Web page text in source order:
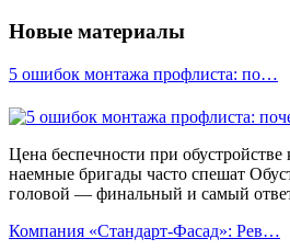
Новые материалы
5 ошибок монтажа профлиста: по…
Цена беспечности при
наемные бригады часто спешат
головой — финальный и самый
Компания «Стандарт-Фасад»: Рев…